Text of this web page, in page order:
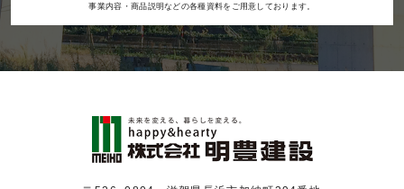
事業内容・商品説明などの各種資料をご用意しております。